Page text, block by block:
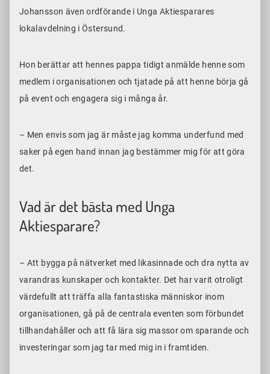
Johansson även ordförande i Unga Aktiesparares
lokalavdelning i Östersund.
Hon berättar att hennes pappa tidigt anmälde henne som
medlem i organisationen och tjatade på att henne börja gå
på event och engagera sig i många år.
– Men envis som jag är måste jag komma underfund med
saker på egen hand innan jag bestämmer mig för att göra
det.
Vad är det bästa med Unga
Aktiesparare?
– Att bygga på nätverket med likasinnade och dra nytta av
varandras kunskaper och kontakter. Det har varit otroligt
värdefullt att träffa alla fantastiska människor inom
organisationen, gå på de centrala eventen som förbundet
tillhandahåller och att få lära sig massor om sparande och
investeringar som jag tar med mig in i framtiden.